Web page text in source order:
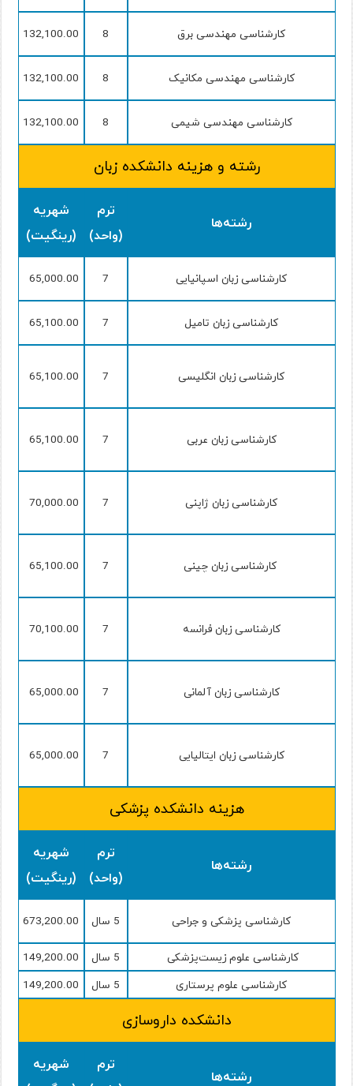
کارشناسی مهندسی برق 8
132,100.00
کارشناسی مهندسی مکانیک 8
132,100.00
کارشناسی مهندسی شیمی 8
132,100.00
رشته و هزینه دانشکده زبان
رشته‌ها
ترم
(واحد)
شهریه
(رینگیت)
کارشناسی زبان اسپانیایی 7
65,000.00
کارشناسی زبان تامیل 7
65,100.00
کارشناسی زبان انگلیسی 7
65,100.00
کارشناسی زبان عربی 7
65,100.00
کارشناسی زبان ژاپنی 7
70,000.00
کارشناسی زبان چینی 7
65,100.00
کارشناسی زبان فرانسه 7
70,100.00
کارشناسی زبان آلمانی 7
65,000.00
کارشناسی زبان ایتالیایی 7
65,000.00
هزینه دانشکده پزشکی
رشته‌ها
ترم
(واحد)
شهریه
(رینگیت)
کارشناسی پزشکی و جراحی 5 سال
673,200.00
کارشناسی علوم زیست‌پزشکی
5 سال
149,200.00
کارشناسی علوم پرستاری
5 سال 149,200.00
دانشکده داروسازی
رشته‌ها
ترم
شهریه